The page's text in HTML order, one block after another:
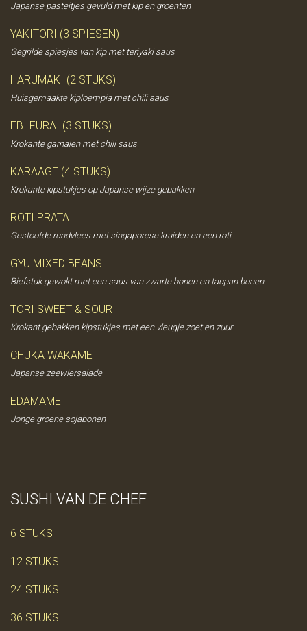
Japanse pasteitjes gevuld met kip en groenten
YAKITORI (3 SPIESEN)
Gegrilde spiesjes van kip met teriyaki saus
HARUMAKI (2 STUKS)
Huisgemaakte kiploempia met chili saus
EBI FURAI (3 STUKS)
Krokante garnalen met chili saus
KARAAGE (4 STUKS)
Krokante kipstukjes op Japanse wijze gebakken
ROTI PRATA
Gestoofde rundvlees met singaporese kruiden en een roti
GYU MIXED BEANS
Biefstuk gewokt met een saus van zwarte bonen en taupan bonen
TORI SWEET & SOUR
Krokant gebakken kipstukjes met een vleugje zoet en zuur
CHUKA WAKAME
Japanse zeewiersalade
EDAMAME
Jonge groene sojabonen
SUSHI VAN DE CHEF
6 STUKS
12 STUKS
24 STUKS
36 STUKS